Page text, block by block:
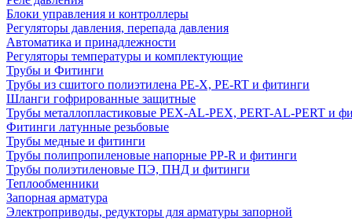
Блоки управления и контроллеры
Регуляторы давления, перепада давления
Автоматика и принадлежности
Регуляторы температуры и комплектующие
Трубы и Фитинги
Трубы из сшитого полиэтилена PE-X, PE-RT и фитинги
Шланги гофрированные защитные
Трубы металлопластиковые PEX-AL-PEX, PERT-AL-PERT и
Фитинги латунные резьбовые
Трубы медные и фитинги
Трубы полипропиленовые напорные PP-R и фитинги
Трубы полиэтиленовые ПЭ, ПНД и фитинги
Теплообменники
Запорная арматура
Электроприводы, редукторы для арматуры запорной